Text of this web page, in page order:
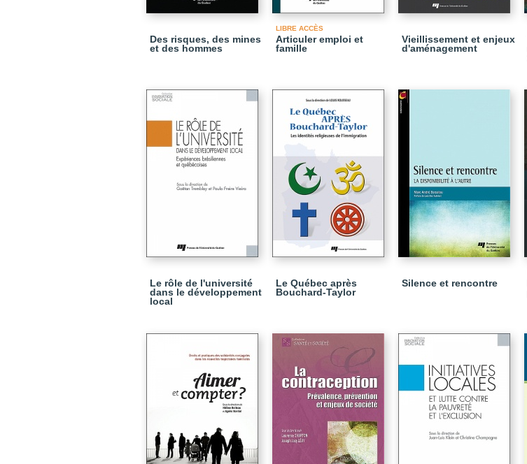
Des risques, des mines
et des hommes
LIBRE ACCÈS
Articuler emploi et
famille
Vieillissement et enjeux
d'aménagement
Le rôle de l'université
dans le développement
local
Le Québec après
Bouchard-Taylor
Silence et rencontre